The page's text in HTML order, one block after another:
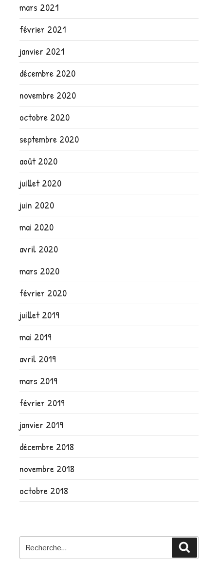
mars 2021
février 2021
janvier 2021
décembre 2020
novembre 2020
octobre 2020
septembre 2020
août 2020
juillet 2020
juin 2020
mai 2020
avril 2020
mars 2020
février 2020
juillet 2019
mai 2019
avril 2019
mars 2019
février 2019
janvier 2019
décembre 2018
novembre 2018
octobre 2018
Recherche
pour